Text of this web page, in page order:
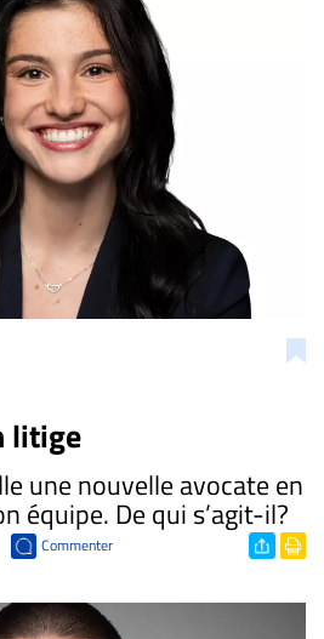
litige
une nouvelle avocate en
équipe. De qui s’agit-il?
Commenter